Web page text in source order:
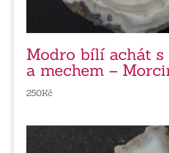
Modro bílí achát
a mechem –
250Kč